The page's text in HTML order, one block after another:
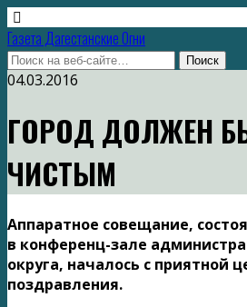
Газета Дагестанские Огни
04.03.2016
ГОРОД ДОЛЖЕН
ЧИСТЫМ
Аппаратное совещание,
в конференц-зале
округа, началось с приятной
поздравления.